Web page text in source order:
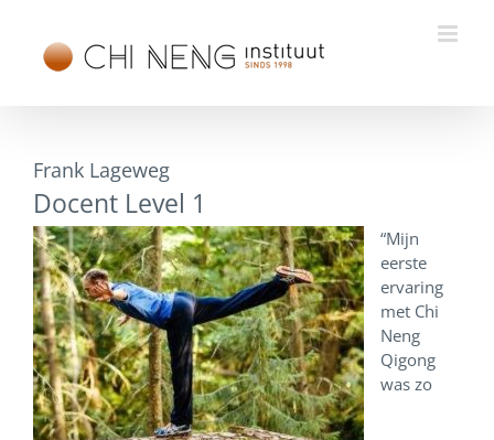
inhoud
Frank Lageweg
Docent Level 1
“Mijn
eerste
ervaring
met Chi
Neng
Qigong
was zo